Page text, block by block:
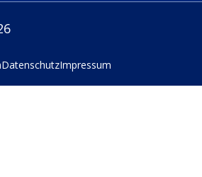
DatenschutzImpressum